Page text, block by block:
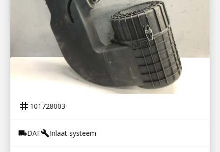
101728003
LUCHTFILTERHUIS CF EURO6
tag 101728003
local_shippingDAFbuildInlaat systeem